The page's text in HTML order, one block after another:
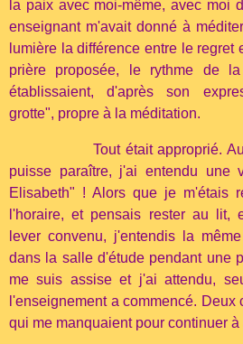
la paix avec moi-même, avec moi
enseignant m'avait donné à
lumière la différence entre le
prière proposée, le rythme de
établissaient, d'après son
grotte", propre à la méditation.
Tout était approprié. Aussi
puisse paraître, j'ai entendu une
Elisabeth" ! Alors que je m'étais
l'horaire, et pensais rester au lit,
lever convenu, j'entendis la
dans la salle d'étude pendant une
me suis assise et j'ai attendu,
l'enseignement a commencé. Deux
qui me manquaient pour continuer à